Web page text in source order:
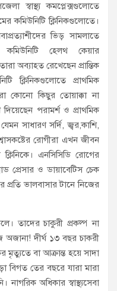
স্বাস্থ্য কমপ্লেক্সগুলোতে
কমিউনিটি ক্লিনিকগুলোতে।
ভিড় সামলাতে
কমিউনিটি হেলথ কেয়ার
অব্যাহত রেখেছেন প্রান্তিক
ক্লিনিকগুলোতে প্রাথমিক
কোনো কিছুর তোয়াক্কা না
পরামর্শ ও প্রাথমিক
সাধারণ সর্দি, জ্বর,কাশি,
রোগীরা এখন জীবন
এনসিসিডি রোগের
প্রেসার ও ডায়াবেটিস চেক
ভালবাসার টানে নিজের
তাদের চাকুরী প্রকল্প না
অজানা! দীর্ঘ ১৩ বছর চাকরী
বা আক্রান্ত হয়ে সাদা
বিগত তের বছরে যারা মারা
নাগরিক অধিকার স্বাস্থ্যসেবা